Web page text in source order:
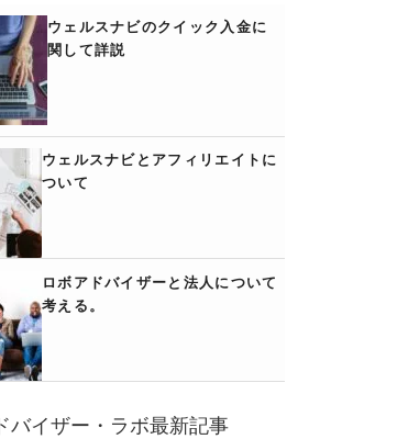
ウェルスナビのクイック入金に
関して詳説
ウェルスナビとアフィリエイトに
ついて
ロボアドバイザーと法人について
考える。
バイザー・ラボ最新記事